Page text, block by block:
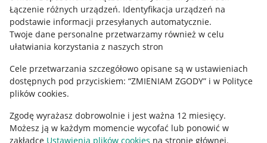
Łączenie różnych urządzeń. Identyfikacja urządzeń na
podstawie informacji przesyłanych automatycznie.
Twoje dane personalne przetwarzamy również w celu
ułatwiania korzystania z naszych stron
Cele przetwarzania szczegółowo opisane są w ustawieniach
dostępnych pod przyciskiem: “ZMIENIAM ZGODY” i w Polityce
plików cookies.
Zgodę wyrażasz dobrowolnie i jest ważna 12 miesięcy.
Możesz ją w każdym momencie wycofać lub ponowić w
zakładce Ustawienia plików cookies na stronie głównej.
Regulamin
Polityka plików "cookies"
Ustawienia plików "cookies"
Udostępnianie lokalizacji
Informacje dla Aktu o Usługach Cyfrowych
Pobierz aplikację